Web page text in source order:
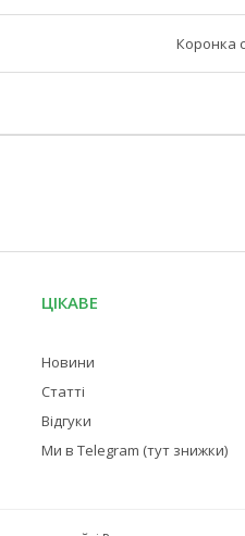
Коронка
ЦІКАВЕ
Новини
Статті
Відгуки
Ми в Telegram (тут знижки)